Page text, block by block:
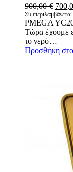
900,00€
price
was:
PMEGA
Τώρα έχουμε
το νερό…
Προσθήκη